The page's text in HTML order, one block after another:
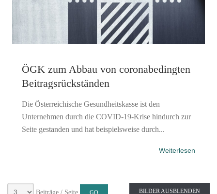
ÖGK zum Abbau von coronabedingten
Beitragsrückständen
Die Österreichische Gesundheitskasse ist den
Unternehmen durch die COVID-19-Krise hindurch zur
Seite gestanden und hat beispielsweise durch...
Weiterlesen
Beiträge / Seite BILDER AUSBLENDEN